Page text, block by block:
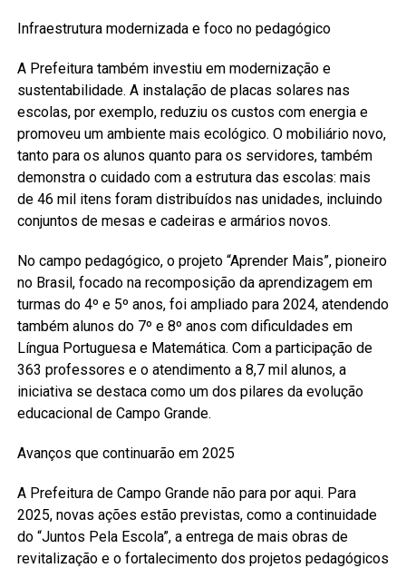
Infraestrutura modernizada e foco no pedagógico
A Prefeitura também investiu em modernização e
sustentabilidade. A instalação de placas solares nas
escolas, por exemplo, reduziu os custos com energia e
promoveu um ambiente mais ecológico. O mobiliário novo,
tanto para os alunos quanto para os servidores, também
demonstra o cuidado com a estrutura das escolas: mais
de 46 mil itens foram distribuídos nas unidades, incluindo
conjuntos de mesas e cadeiras e armários novos.
No campo pedagógico, o projeto “Aprender Mais”, pioneiro
no Brasil, focado na recomposição da aprendizagem em
turmas do 4º e 5º anos, foi ampliado para 2024, atendendo
também alunos do 7º e 8º anos com dificuldades em
Língua Portuguesa e Matemática. Com a participação de
363 professores e o atendimento a 8,7 mil alunos, a
iniciativa se destaca como um dos pilares da evolução
educacional de Campo Grande.
Avanços que continuarão em 2025
A Prefeitura de Campo Grande não para por aqui. Para
2025, novas ações estão previstas, como a continuidade
do “Juntos Pela Escola”, a entrega de mais obras de
revitalização e o fortalecimento dos projetos pedagógicos